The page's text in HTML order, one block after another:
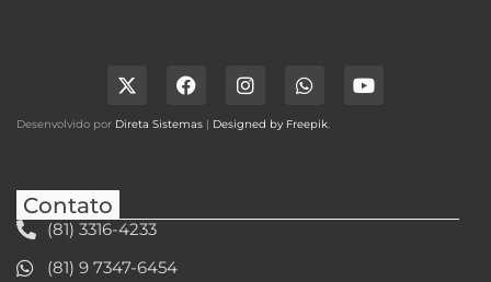
Desenvolvido por Direta Sistemas | Designed by Freepik.
Contato
(81) 3316-4233
(81) 9 7347-6454